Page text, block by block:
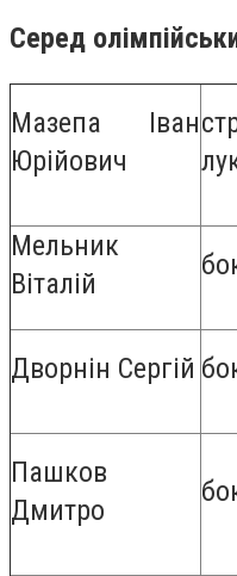
Серед
Мазепа Іван
Юрійович
Мельник
Віталій
Дворнін Сергій
Пашков
Дмитро